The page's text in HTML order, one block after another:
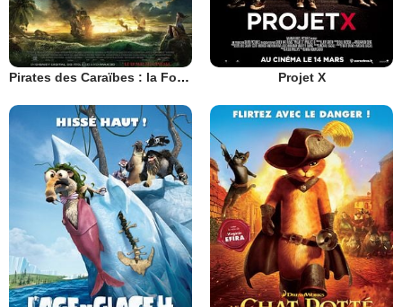
Pirates des Caraïbes : la Fontaine de Jouvence Projet X